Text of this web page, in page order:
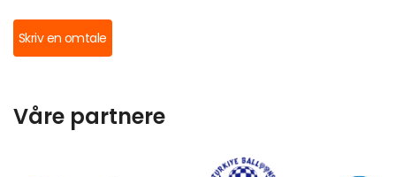
Skriv en omtale
Våre partnere